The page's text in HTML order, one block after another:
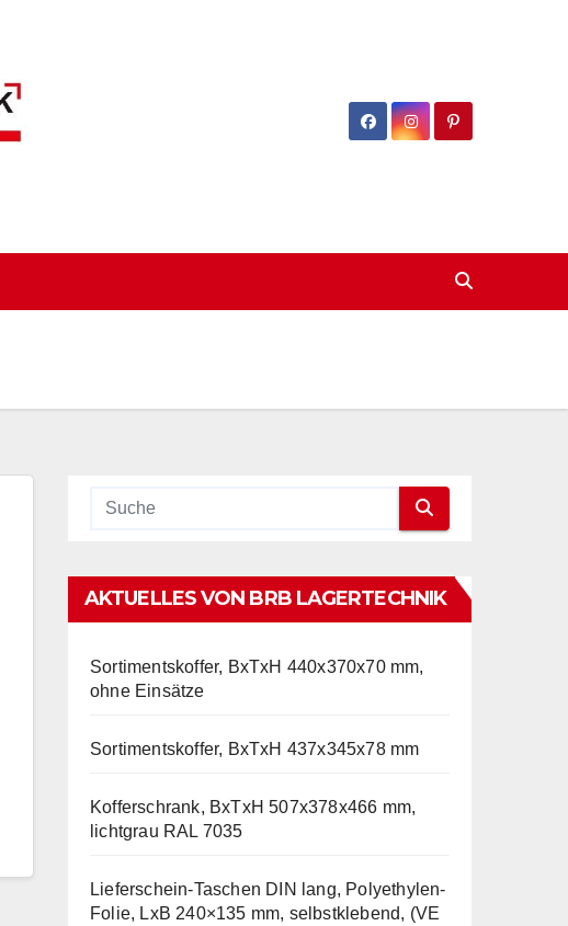
AKTUELLES VON BRB LAGERTECHNIK
Sortimentskoffer, BxTxH 440x370x70 mm,
ohne Einsätze
Sortimentskoffer, BxTxH 437x345x78 mm
Kofferschrank, BxTxH 507x378x466 mm,
lichtgrau RAL 7035
Lieferschein-Taschen DIN lang, Polyethylen-
Folie, LxB 240×135 mm, selbstklebend, (VE